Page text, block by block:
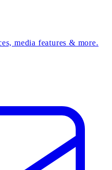
media features & more.